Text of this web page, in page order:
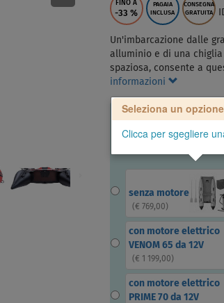
FINO A
-33 %
PAGAIA
INCLUSA
CONSEGNA
GRATUITA
Un'imbarcazione dalle
alluminio e di una
spaziosa, consente a
informazioni
Seleziona un opzione
Clicca per sgegliere
senza motore
(€ 769,00)
con motore elettrico
VENOM 65 da 12V
(€ 1 199,00)
con motore elettrico
PRIME 70 da 12V